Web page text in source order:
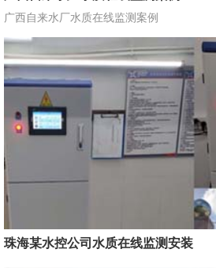
广西自来水厂水质在线监测案例
珠海某水控公司水质在线监测安装